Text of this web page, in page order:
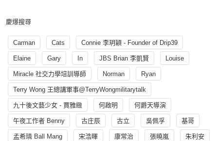
慶爆搜尋
Carman Cats Connie 李玥穎 - Founder of Drip39
Elaine Gary In JBS Brian 李凱賢 Louise
Miracle 社交力學培訓導師 Norman Ryan
Terry Wong 王總講軍事@TerryWongmilitarytalk
九十後文藝少女 - 賈雅緻 何啟明 何爵天導演
午夜工作者 Benny 古庄辰 古立 吳佩孚 基哥
孟希璘 Ball Mang 宋浩暉 康常治 張曉嵐 朱利安